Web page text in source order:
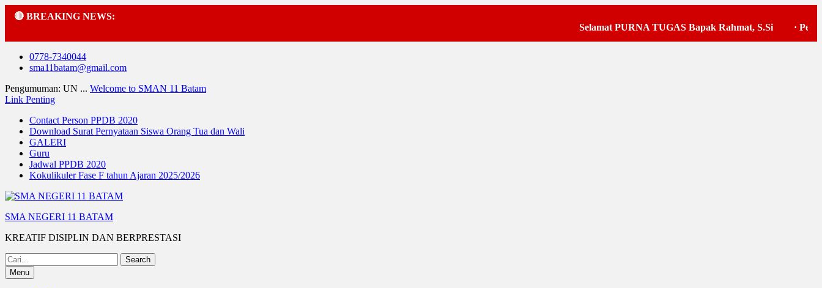
🔴 BREAKING NEWS:
Selamat PURNA TUGAS Bapak Rahmat, S.Si
·
Skip
0778-7340044
sma11batam@gmail.com
Pengumuman: UN ... Welcome to SMAN 11 Batam
Link Penting
Contact Person PPDB 2020
Download Surat Pernyataan Siswa Orang Tua dan Wali
GALERI
Guru
Jadwal PPDB 2020
Kokulikuler Fase F tahun Ajaran 2025/2026
SMA NEGERI 11 BATAM
KREATIF DISIPLIN DAN BERPRESTASI
Search
for:Menu